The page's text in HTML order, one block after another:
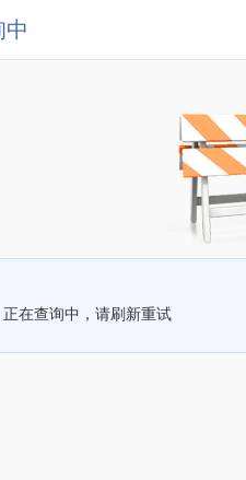
中
正在查询中，请刷新重试